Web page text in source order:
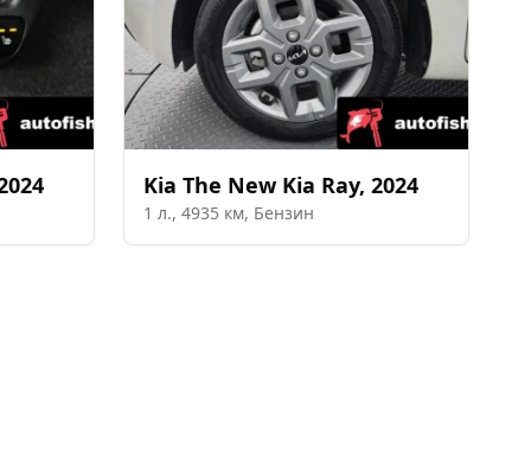
Kia The New Kia Ray, 2024
1 л., 4935 км, Бензин